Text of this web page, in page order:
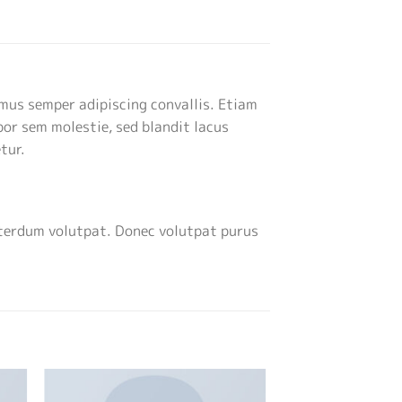
semper adipiscing convallis. Etiam
sem molestie, sed blandit lacus
volutpat. Donec volutpat purus